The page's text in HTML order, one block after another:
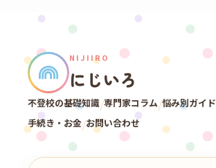
NIJIIRO
にじいろ
不登校の基礎知識/専門家コラム/悩み別ガイド
手続き・お金/お問い合わせ